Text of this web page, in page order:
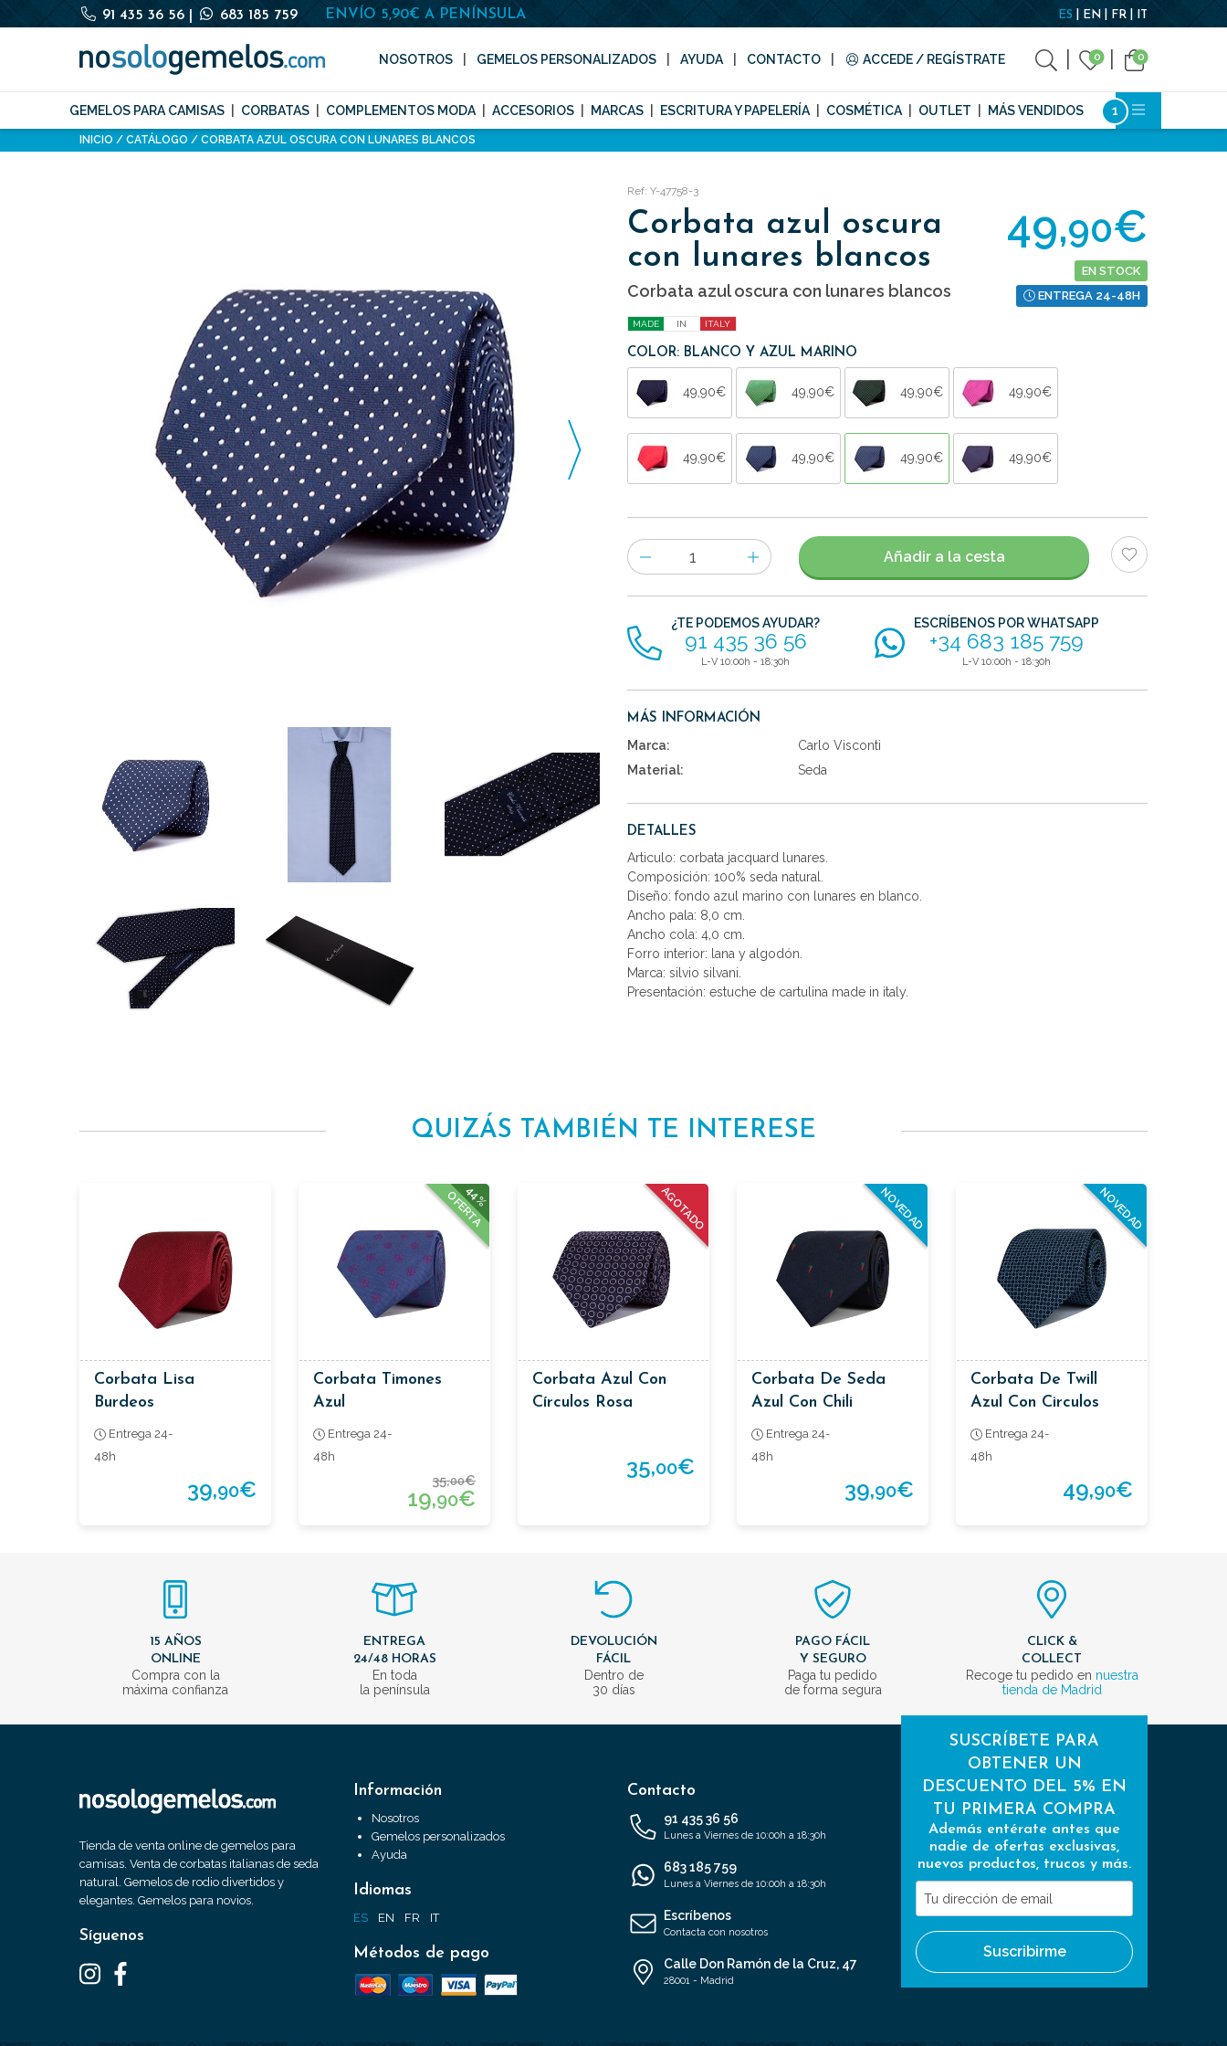
91 435 36 56 683 185 759 ENVÍO 5,90€ A PENÍNSULA ES EN FR IT
NOSOTROS GEMELOS PERSONALIZADOS AYUDA CONTACTO ACCEDE / REGÍSTRATE 0 0
GEMELOS PARA CAMISAS CORBATAS COMPLEMENTOS MODA ACCESORIOS MARCAS ESCRITURA Y PAPELERÍA COSMÉTICA OUTLET MÁS VENDIDOS
INICIO CATÁLOGO CORBATA AZUL OSCURA CON LUNARES BLANCOS
Ref: Y-47758-3
Corbata azul oscura
con lunares blancos
Corbata azul oscura con lunares blancos
MADE IN ITALY
49,90€
EN STOCK
ENTREGA 24-48H
COLOR: BLANCO Y AZUL MARINO
49,90€ 49,90€ 49,90€ 49,90€
49,90€ 49,90€ 49,90€ 49,90€
Número
de
artículos
Añadir a la cesta
¿TE PODEMOS AYUDAR?
91 435 36 56
L-V 10:00h - 18:30h
ESCRÍBENOS POR WHATSAPP
+34 683 185 759
L-V 10:00h - 18:30h
MÁS INFORMACIÓN
Marca:
Carlo Visconti
Material:
Seda
DETALLES
Articulo: corbata jacquard lunares.
Composición: 100% seda natural.
Diseño: fondo azul marino con lunares en blanco.
Ancho pala: 8,0 cm.
Ancho cola: 4,0 cm.
Forro interior: lana y algodón.
Marca: silvio silvani.
Presentación: estuche de cartulina made in italy.
QUIZÁS TAMBIÉN TE INTERESE
Corbata Lisa
Burdeos
Entrega 24-
48h
39,90€
44%
OFERTA
Corbata Timones
Azul
Entrega 24-
48h
35,00€
19,90€
AGOTADO
Corbata Azul Con
Círculos Rosa
35,00€
NOVEDAD
Corbata De Seda
Azul Con Chili
Entrega 24-
48h
39,90€
NOVEDAD
Corbata De Twill
Azul Con Circulos
Celestes
Entrega 24-
48h
49,90€
15 AÑOS
ONLINE
Compra con la
máxima confianza
ENTREGA
24/48 HORAS
En toda
la península
DEVOLUCIÓN
FÁCIL
Dentro de
30 días
PAGO FÁCIL
Y SEGURO
Paga tu pedido
de forma segura
CLICK &
COLLECT
Recoge tu pedido en nuestra
tienda de Madrid
Tienda de venta online de gemelos para
camisas. Venta de corbatas italianas de seda
natural. Gemelos de rodio divertidos y
elegantes. Gemelos para novios.
Síguenos
Información
Nosotros
Gemelos personalizados
Ayuda
Idiomas
ES EN FR IT
Métodos de pago
Contacto
91 435 36 56
Lunes a Viernes de 10:00h a 18:30h
683 185 759
Lunes a Viernes de 10:00h a 18:30h
Escríbenos
Contacta con nosotros
Calle Don Ramón de la Cruz, 47
28001 - Madrid
SUSCRÍBETE PARA
OBTENER UN
DESCUENTO DEL 5% EN
TU PRIMERA COMPRA
Además entérate antes que
nadie de ofertas exclusivas,
nuevos productos, trucos y más.
Tu
dirección
de
email
Suscribirme